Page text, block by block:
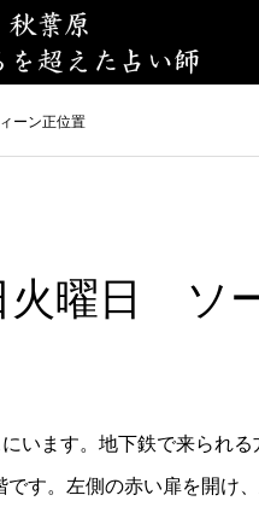
ーン正位置
火曜日 ソ
います。地下鉄で来られ
す。左側の赤い扉を開け